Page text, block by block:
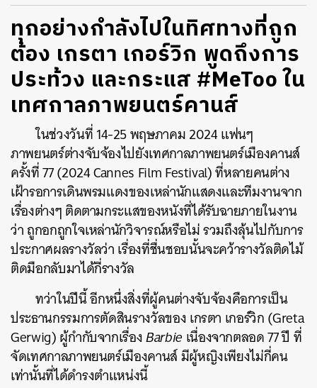
ทุกอย่างกำลังไปในทิศทางที่ถูก
ต้อง เกรตา เกอร์วิก พูดถึงการ
ประท้วง และกระแส #MeToo ใน
เทศกาลภาพยนตร์คานส์
ในช่วงวันที่ 14-25 พฤษภาคม 2024 แฟนๆ
ภาพยนตร์ต่างจับจ้องไปยังเทศกาลภาพยนตร์เมืองคานส์
ครั้งที่ 77 (2024 Cannes Film Festival) ที่หลายคนต่าง
เฝ้ารอการเดินพรมแดงของเหล่านักแสดงและทีมงานจาก
เรื่องต่างๆ ติดตามกระแสของหนังที่ได้รับฉายภายในงาน
ว่า ถูกอกถูกใจเหล่านักวิจารณ์หรือไม่ รวมถึงลุ้นไปกับการ
ประกาศผลรางวัลว่า เรื่องที่ชื่นชอบนั้นจะคว้ารางวัลติดไม้
ติดมือกลับมาได้กี่รางวัล
ทว่าในปีนี้ อีกหนึ่งสิ่งที่ผู้คนต่างจับจ้องคือการเป็น
ประธานกรรมการตัดสินรางวัลของ เกรตา เกอร์วิก (Greta
Gerwig) ผู้กำกับจากเรื่องBarbie เนื่องจากตลอด 77 ปี ที่
จัดเทศกาลภาพยนตร์เมืองคานส์ มีผู้หญิงเพียงไม่กี่คน
เท่านั้นที่ได้ดำรงตำแหน่งนี้